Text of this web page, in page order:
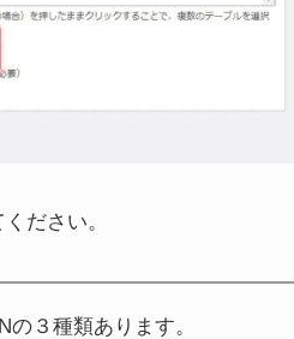
ださい。
３種類あります。